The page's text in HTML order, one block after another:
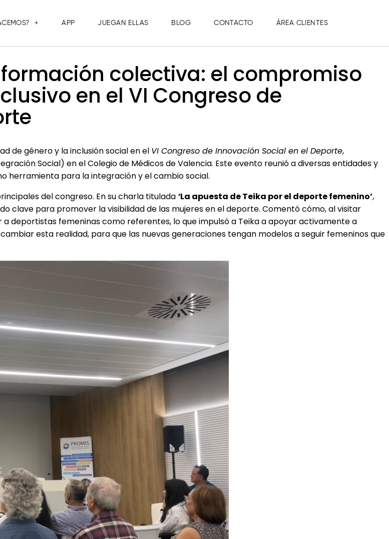
APP JUEGAN ELLAS BLOG CONTACTO ÁREA CLIENTES
colectiva: el compromiso
en el VI Congreso de
de género y la inclusión social en el VI Congreso de Innovación Social en el Deporte,
Social) en el Colegio de Médicos de Valencia. Este evento reunió a diversas entidades y
herramienta para la integración y el cambio social.
del congreso. En su charla titulada ‘La apuesta de Teika por el deporte femenino’,
clave para promover la visibilidad de las mujeres en el deporte. Comentó cómo, al visitar
deportistas femeninas como referentes, lo que impulsó a Teika a apoyar activamente a
esta realidad, para que las nuevas generaciones tengan modelos a seguir femeninos que